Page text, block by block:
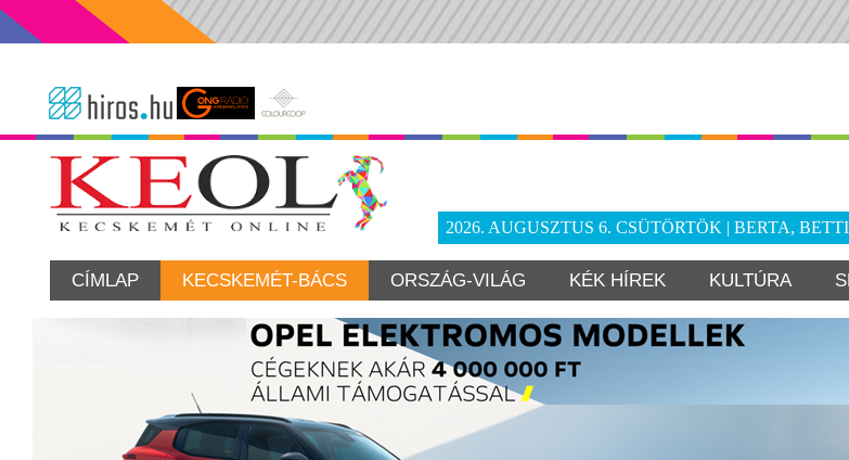
2026. AUGUSZTUS 6. CSÜTÖRTÖK | BERTA,
CÍMLAP KECSKEMÉT-BÁCS ORSZÁG-VILÁG KÉK HÍREK KULTÚRA